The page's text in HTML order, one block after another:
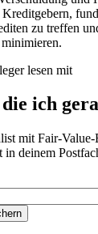
zu treffen
lesen mit
ich
mit Fair-
deinem